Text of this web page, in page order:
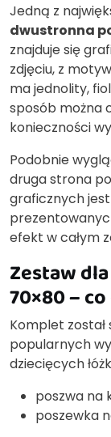
Jedną z
dwustronna
znajduje się
zdjęciu, z
ma jednolity,
sposób można
konieczności
Podobnie
druga strona
graficznych
efekt w całym
Zestaw
70×80 –
Komplet
popularnych
dziecięcych
poszwa na
poszewka